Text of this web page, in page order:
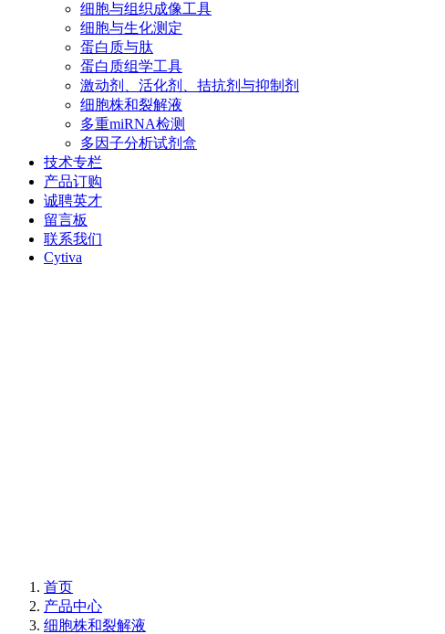
细胞与组织成像工具
细胞与生化测定
蛋白质与肽
蛋白质组学工具
激动剂、活化剂、拮抗剂与抑制剂
细胞株和裂解液
多重miRNA检测
多因子分析试剂盒
技术专栏
产品订购
诚聘英才
留言板
联系我们
Cytiva
首页
产品中心
细胞株和裂解液